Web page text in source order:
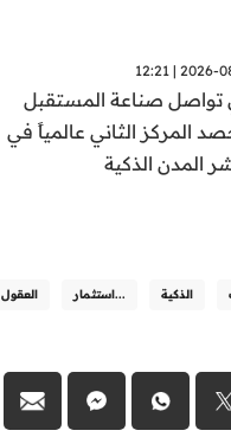
2026-08-05
تواصل صناعة المستقبل
المركز الثاني عالمياً في
المدن الذكية
الذكية ...استثمار العقول